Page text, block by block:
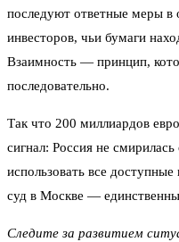
последуют ответные меры в
инвесторов, чьи бумаги
Взаимность — принцип,
последовательно.
Так что 200 миллиардов
сигнал: Россия не
использовать все
суд в Москве —
Следите за развитием